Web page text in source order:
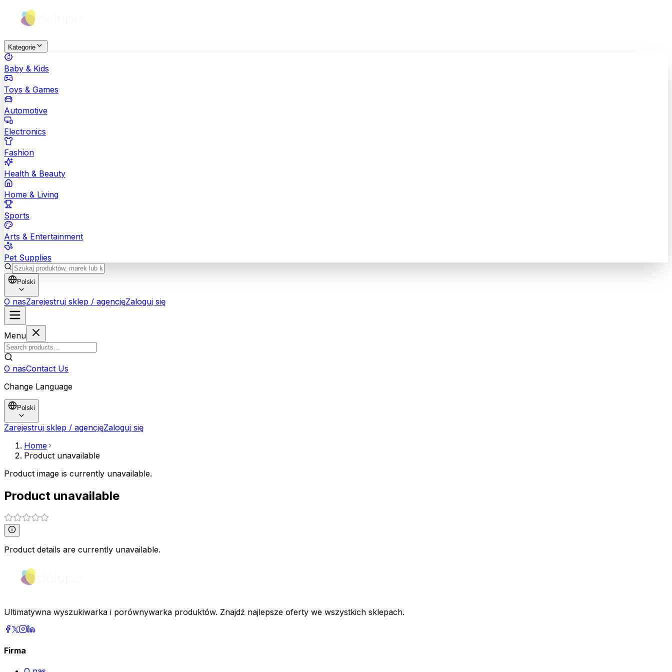
Kategorie
Baby & Kids
Toys & Games
Automotive
Electronics
Fashion
Health & Beauty
Home & Living
Sports
Arts & Entertainment
Pet Supplies
Polski
O nasZarejestruj sklep / agencjęZaloguj się
Menu
O nasContact Us
Change Language
Polski
Zarejestruj sklep / agencjęZaloguj się
Home
Product unavailable
Product image is currently unavailable.
Product unavailable
Product details are currently unavailable.
Ultimatywna wyszukiwarka i porównywarka produktów. Znajdź najlepsze oferty we wszystkich sklepach.
Firma